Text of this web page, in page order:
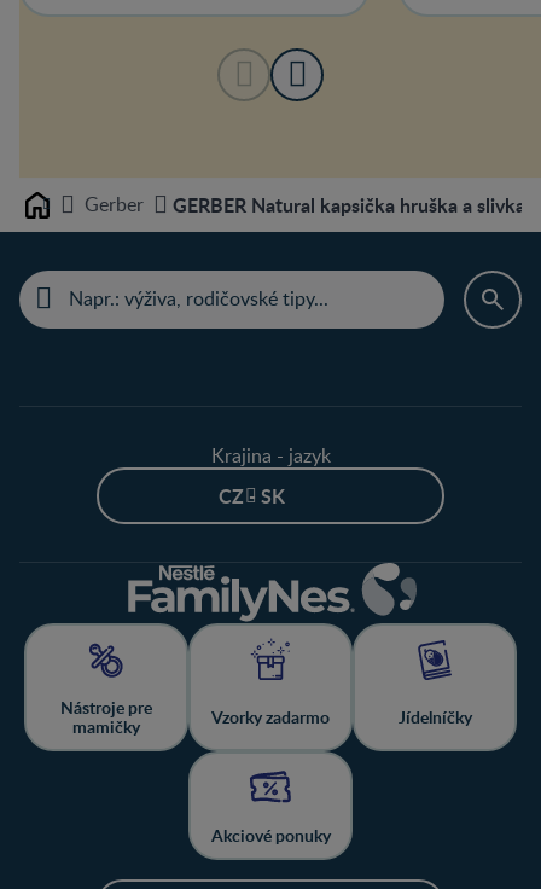
Home Gerber GERBER Natural kapsička hruška a slivka
Krajina - jazyk
CZ - SK
Nástroje pre
mamičky
Vzorky zadarmo Jídelníčky
Akciové ponuky